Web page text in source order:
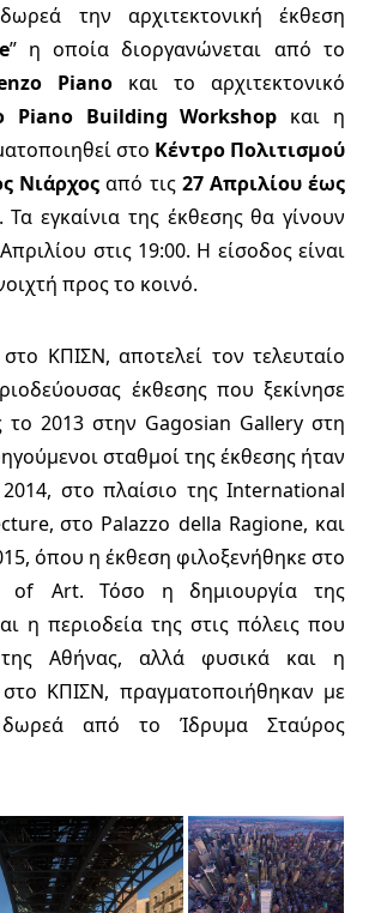
την αρχιτεκτονική έκθεση
” η οποία διοργανώνεται από το
Piano και το αρχιτεκτονικό
Piano Building Workshop και η
στο Κέντρο Πολιτισμού
Νιάρχος από τις 27 Απριλίου έως
Τα εγκαίνια της έκθεσης θα γίνουν
στις 19:00. Η είσοδος είναι
προς το κοινό.
ΚΠΙΣΝ, αποτελεί τον τελευταίο
έκθεσης που ξεκίνησε
το 2013 στην Gagosian Gallery στη
σταθμοί της έκθεσης ήταν
στο πλαίσιο της International
, στο Palazzo della Ragione, και
όπου η έκθεση φιλοξενήθηκε στο
of Art. Τόσο η δημιουργία της
η περιοδεία της στις πόλεις που
Αθήνας, αλλά φυσικά και η
ΚΠΙΣΝ, πραγματοποιήθηκαν με
δωρεά από το Ίδρυμα Σταύρος